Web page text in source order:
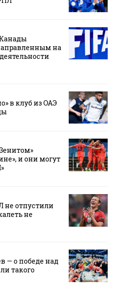
на
в клуб из ОАЭ
и они могут
не отпустили
не
— о победе над
такого